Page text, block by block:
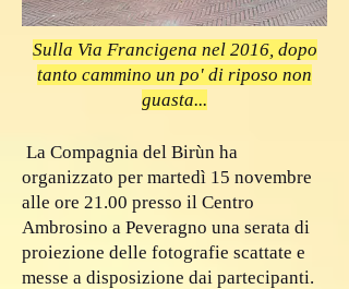
Sulla Via Francigena nel 2016, dopo
tanto cammino un po' di riposo non
guasta...
La Compagnia del Birùn ha
organizzato per martedì 15 novembre
alle ore 21.00 presso il Centro
Ambrosino a Peveragno una serata di
proiezione delle fotografie scattate e
messe a disposizione dai partecipanti.